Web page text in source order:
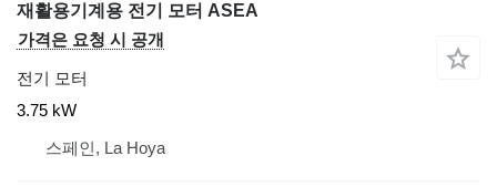
재활용기계용 전기 모터 ASEA
가격은 요청 시 공개
전기 모터
3.75 kW
스페인, La Hoya